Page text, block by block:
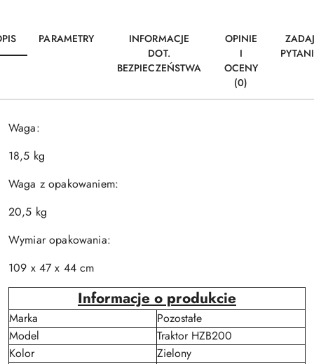
PARAMETRY
INFORMACJE
DOT.
BEZPIECZEŃSTWA
OPINIE
I
OCENY
(0)
Waga:
18,5 kg
Waga z opakowaniem:
20,5 kg
Wymiar opakowania:
109 x 47 x 44 cm
Informacje o produkcie
Marka
Pozostałe
Model
Traktor HZB200
Kolor
Zielony